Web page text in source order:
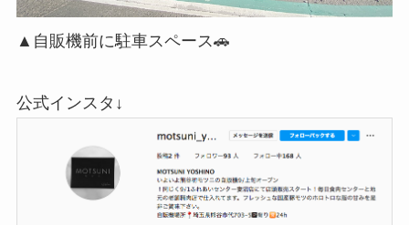
▲自販機前に駐車スペース🚗
公式インスタ↓